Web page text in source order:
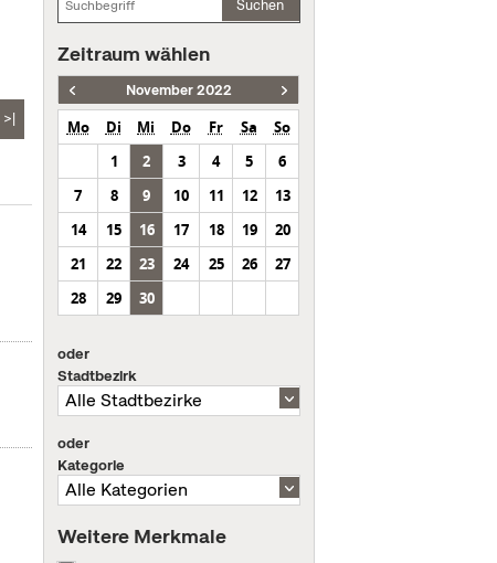
>|
Suchen
Zeitraum wählen
November 2022
Mo Di Mi Do Fr Sa
So
1
2 3 4 5
6
7
8 9 10 11 12
13
14
15 16 17 18 19
20
21
22 23 24 25 26
27
28
29 30
oder
Stadtbezirk
oder
Kategorie
Weitere Merkmale